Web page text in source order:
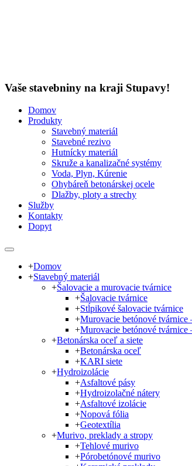
Vaše stavebniny na kraji Stupavy!
Domov
Produkty
Stavebný materiál
Stavebné rezivo
Hutnícky materiál
Skruže a kanalizačné systémy
Voda, Plyn, Kúrenie
Ohybáreň betonárskej ocele
Dlažby, ploty a strechy
Služby
Kontakty
Dopyt
+Domov
+Stavebný materiál
+Šalovacie a murovacie tvárnice
+Šalovacie tvárnice
+Stĺpikové šalovacie tvárnice
+Murovacie betónové tvárnice
+Murovacie betónové tvárnice
+Betonárska oceľ a siete
+Betonárska oceľ
+KARI siete
+Hydroizolácie
+Asfaltové pásy
+Hydroizolačné nátery
+Asfaltové izolácie
+Nopová fólia
+Geotextília
+Murivo, preklady a stropy
+Tehlové murivo
+Pórobetónové murivo